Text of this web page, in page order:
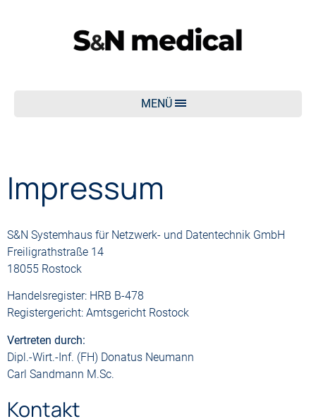
MENÜ
Impressum
S&N Systemhaus für Netzwerk- und Datentechnik GmbH
Freiligrathstraße 14
18055 Rostock
Handelsregister: HRB B-478
Registergericht: Amtsgericht Rostock
Vertreten durch:
Dipl.-Wirt.-Inf. (FH) Donatus Neumann
Carl Sandmann M.Sc.
Kontakt